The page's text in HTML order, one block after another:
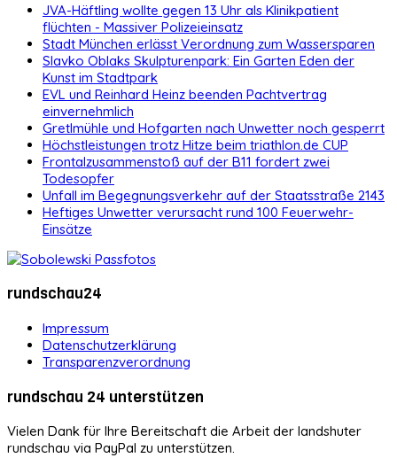
JVA-Häftling wollte gegen 13 Uhr als Klinikpatient
flüchten - Massiver Polizeieinsatz
Stadt München erlässt Verordnung zum Wassersparen
Slavko Oblaks Skulpturenpark: Ein Garten Eden der
Kunst im Stadtpark
EVL und Reinhard Heinz beenden Pachtvertrag
einvernehmlich
Gretlmühle und Hofgarten nach Unwetter noch gesperrt
Höchstleistungen trotz Hitze beim triathlon.de CUP
Frontalzusammenstoß auf der B11 fordert zwei
Todesopfer
Unfall im Begegnungsverkehr auf der Staatsstraße 2143
Heftiges Unwetter verursacht rund 100 Feuerwehr-
Einsätze
rundschau24
Impressum
Datenschutzerklärung
Transparenzverordnung
rundschau 24 unterstützen
Vielen Dank für Ihre Bereitschaft die Arbeit der landshuter
rundschau via PayPal zu unterstützen.